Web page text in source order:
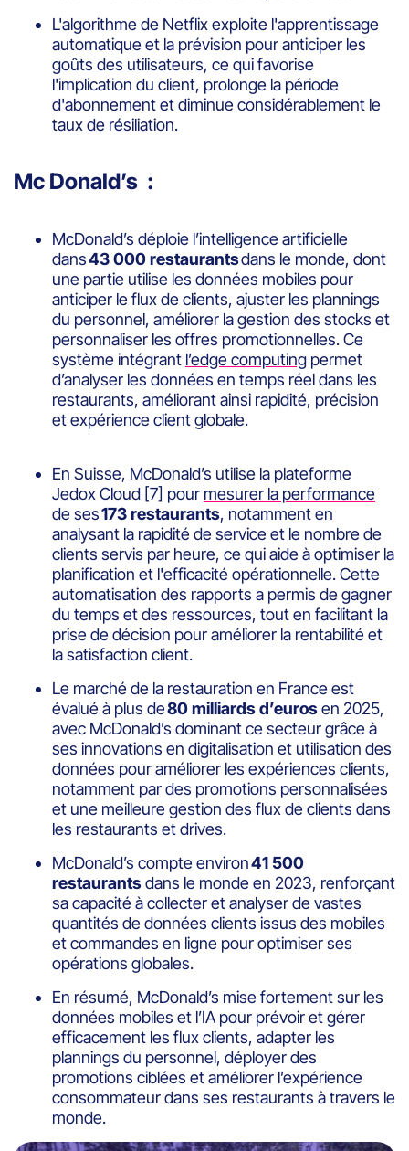
L'algorithme de Netflix exploite l'apprentissage
automatique et la prévision pour anticiper les
goûts des utilisateurs, ce qui favorise
l'implication du client, prolonge la période
d'abonnement et diminue considérablement le
taux de résiliation.
Mc Donald’s :
McDonald’s déploie l’intelligence artificielle
dans43 000 restaurantsdans le monde, dont
une partie utilise les données mobiles pour
anticiper le flux de clients, ajuster les plannings
du personnel, améliorer la gestion des stocks et
personnaliser les offres promotionnelles. Ce
système intégrant l’edge computing permet
d’analyser les données en temps réel dans les
restaurants, améliorant ainsi rapidité, précision
et expérience client globale.
En Suisse, McDonald’s utilise la plateforme
Jedox Cloud [7] pour mesurer la performance
de ses173 restaurants, notamment en
analysant la rapidité de service et le nombre de
clients servis par heure, ce qui aide à optimiser la
planification et l'efficacité opérationnelle. Cette
automatisation des rapports a permis de gagner
du temps et des ressources, tout en facilitant la
prise de décision pour améliorer la rentabilité et
la satisfaction client.
Le marché de la restauration en France est
évalué à plus de80 milliardsd’eurosen 2025,
avec McDonald’s dominant ce secteur grâce à
ses innovations en digitalisation et utilisation des
données pour améliorer les expériences clients,
notamment par des promotions personnalisées
et une meilleure gestion des flux de clients dans
les restaurants et drives.
McDonald’s compte environ41 500
restaurantsdans le monde en 2023, renforçant
sa capacité à collecter et analyser de vastes
quantités de données clients issus des mobiles
et commandes en ligne pour optimiser ses
opérations globales.
En résumé, McDonald’s mise fortement sur les
données mobiles et l’IA pour prévoir et gérer
efficacement les flux clients, adapter les
plannings du personnel, déployer des
promotions ciblées et améliorer l’expérience
consommateur dans ses restaurants à travers le
monde.